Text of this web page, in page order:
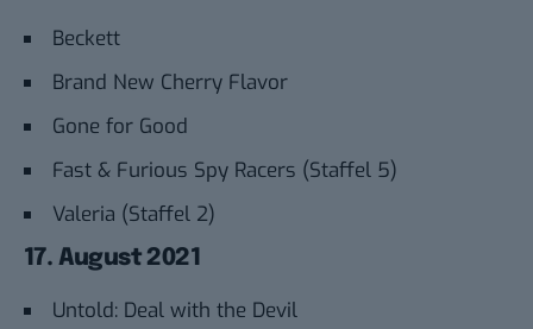
Beckett
Brand New Cherry Flavor
Gone for Good
Fast & Furious Spy Racers (Staffel 5)
Valeria (Staffel 2)
17. August 2021
Untold: Deal with the Devil